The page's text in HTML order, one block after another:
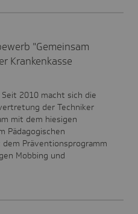
"Gemeinsam
Krankenkasse
2010 macht sich die
der Techniker
mit dem hiesigen
Pädagogischen
Präventionsprogramm
Mobbing und